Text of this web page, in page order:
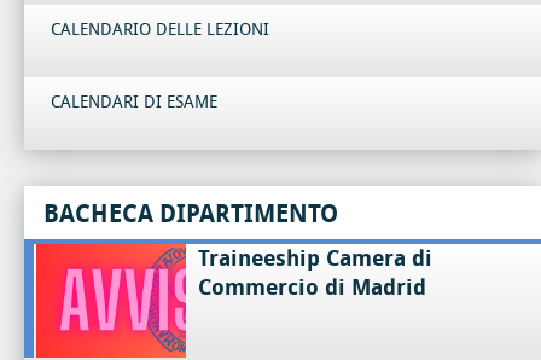
CALENDARIO DELLE LEZIONI
CALENDARI DI ESAME
BACHECA DIPARTIMENTO
Traineeship Camera di
Commercio di Madrid